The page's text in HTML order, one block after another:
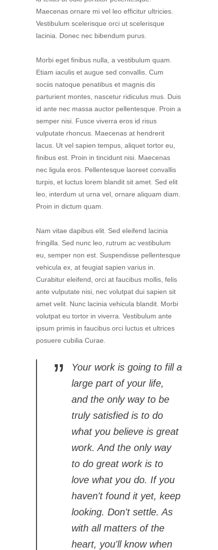
Maecenas ornare mi vel leo efficitur ultricies.
Vestibulum scelerisque orci ut scelerisque
lacinia. Donec nec bibendum purus.
Morbi eget finibus nulla, a vestibulum quam.
Etiam iaculis et augue sed convallis. Cum
sociis natoque penatibus et magnis dis
parturient montes, nascetur ridiculus mus. Duis
id ante nec massa auctor pellentesque. Proin a
semper nisi. Fusce viverra eros id risus
vulputate rhoncus. Maecenas at hendrerit
lacus. Ut vel sapien tempus, aliquet tortor eu,
finibus est. Proin in tincidunt nisi. Maecenas
nec ligula eros. Pellentesque laoreet convallis
turpis, et luctus lorem blandit sit amet. Sed elit
leo, interdum ut urna vel, ornare aliquam diam.
Proin in dictum quam.
Nam vitae dapibus elit. Sed eleifend lacinia
fringilla. Sed nunc leo, rutrum ac vestibulum
eu, semper non est. Suspendisse pellentesque
vehicula ex, at feugiat sapien varius in.
Curabitur eleifend, orci at faucibus mollis, felis
ante vulputate nisi, nec volutpat dui sapien sit
amet velit. Nunc lacinia vehicula blandit. Morbi
volutpat eu tortor in viverra. Vestibulum ante
ipsum primis in faucibus orci luctus et ultrices
posuere cubilia Curae.
”
Your work is going to fill a
large part of your life,
and the only way to be
truly satisfied is to do
what you believe is great
work. And the only way
to do great work is to
love what you do. If you
haven't found it yet, keep
looking. Don't settle. As
with all matters of the
heart, you'll know when